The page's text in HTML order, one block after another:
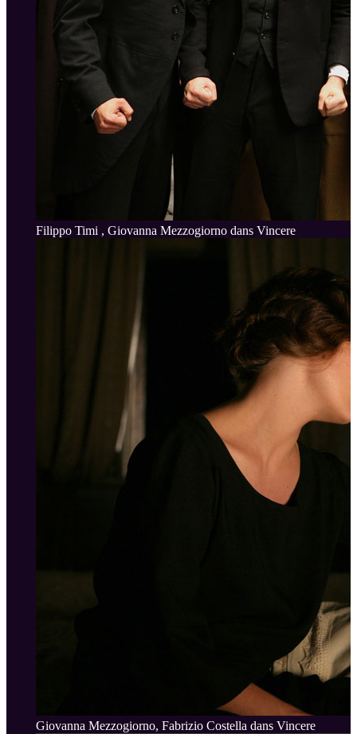
Filippo Timi , Giovanna Mezzogiorno dans Vincere
Giovanna Mezzogiorno, Fabrizio Costella dans Vincere